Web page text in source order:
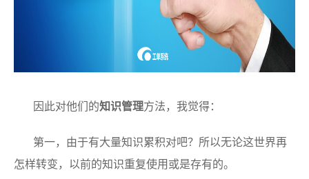
因此对他们的知识管理方法，我觉得：
第一，由于有大量知识累积对吧？所以无论这世界再
怎样转变，以前的知识重复使用或是存有的。